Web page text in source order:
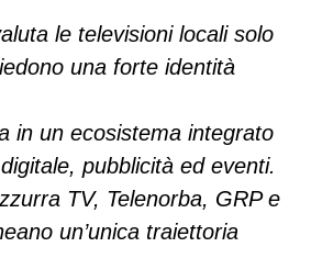
le televisioni locali solo
una forte identità
in un ecosistema integrato
pubblicità ed eventi.
TV, Telenorba, GRP e
un’unica traiettoria